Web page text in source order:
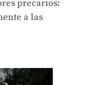
precarios:
a las